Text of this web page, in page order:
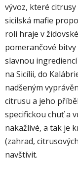
vývoz, které
sicilská mafie
roli hraje v
pomerančové
slavnou
na Sicílii, do
nadšeným
citrusu a jeho
specifickou chuť a
nakažlivé, a tak je
(zahrad,
navštívit.